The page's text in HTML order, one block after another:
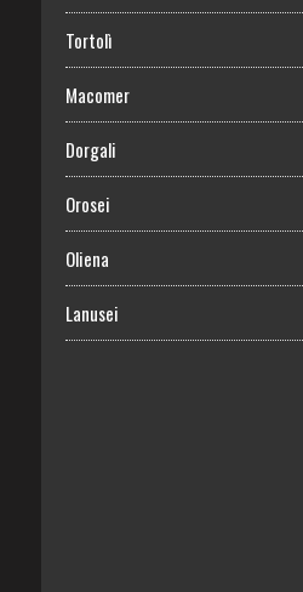
Tortolì
Macomer
Dorgali
Orosei
Oliena
Lanusei